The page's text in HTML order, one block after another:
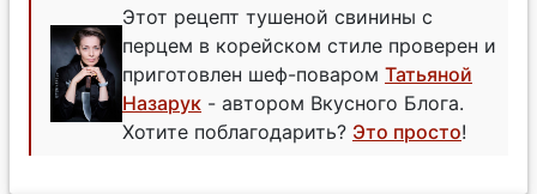
Этот рецепт тушеной свинины с
перцем в корейском стиле проверен и
приготовлен шеф-поваром Татьяной
Назарук - автором Вкусного Блога.
Хотите поблагодарить? Это просто!